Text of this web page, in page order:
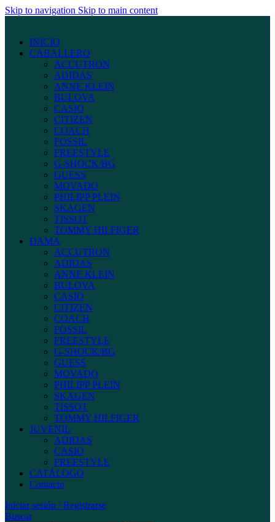
Skip to navigation Skip to main content
INICIO
CABALLERO
ACCUTRON
ADIDAS
ANNE KLEIN
BULOVA
CASIO
CITIZEN
COACH
FOSSIL
FREESTYLE
G-SHOCK/BG
GUESS
MOVADO
PHILIPP PLEIN
SKAGEN
TISSOT
TOMMY HILFIGER
DAMA
ACCUTRON
ADIDAS
ANNE KLEIN
BULOVA
CASIO
CITIZEN
COACH
FOSSIL
FREESTYLE
G-SHOCK/BG
GUESS
MOVADO
PHILIPP PLEIN
SKAGEN
TISSOT
TOMMY HILFIGER
JUVENIL
ADIDAS
CASIO
FREESTYLE
CATÁLOGO
Contacto
Iniciar sesión / Registrarse
Buscar